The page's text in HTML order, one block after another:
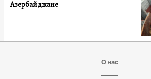
Азербайджане
О нас